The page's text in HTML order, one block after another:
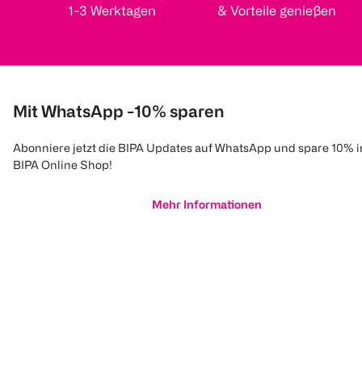
1-3 Werktagen
& Vorteile genießen
Mit WhatsApp -10% sparen
Abonniere jetzt die BIPA Updates auf WhatsApp und spare 10%
BIPA Online Shop!
Mehr Informationen